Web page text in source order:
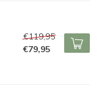
€119,95
€79,95